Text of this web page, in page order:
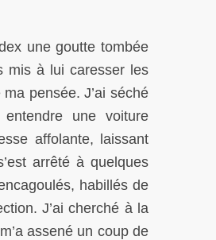
une goutte tombée
mis à lui caresser les
pensée. J’ai séché
une voiture
affolante, laissant
arrêté à quelques
habillés de
J’ai cherché à la
assené un coup de